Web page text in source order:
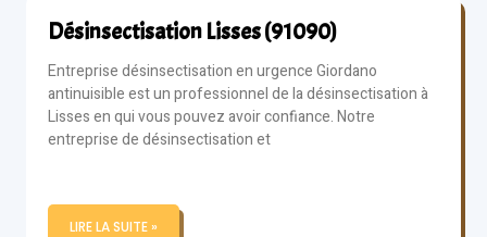
Désinsectisation Lisses (91090)
Entreprise désinsectisation en urgence Giordano
antinuisible est un professionnel de la désinsectisation à
Lisses en qui vous pouvez avoir confiance. Notre
entreprise de désinsectisation et
LIRE LA SUITE »